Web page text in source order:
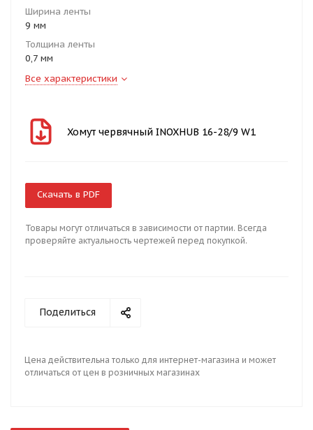
Ширина ленты
9 мм
Толщина ленты
0,7 мм
Все характеристики
Хомут червячный INOXHUB 16-28/9 W1
Скачать в PDF
Товары могут отличаться в зависимости от партии. Всегда
проверяйте актуальность чертежей перед покупкой.
Поделиться
Цена действительна только для интернет-магазина и может
отличаться от цен в розничных магазинах